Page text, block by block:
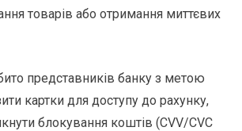
товарів або отримання миттєвих
представників банку з метою
картки для доступу до рахунку,
блокування коштів (CVV/CVC